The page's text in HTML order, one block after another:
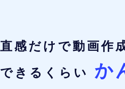
直感だけで動画作
できるくらい
か